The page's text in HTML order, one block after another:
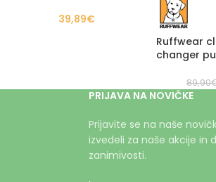
39,89€
Ruffwear
changer
89,90
PRIJAVA NA NOVIČKE
Prijavite se na naše
izvedeli za naše akcije in
zanimivosti.